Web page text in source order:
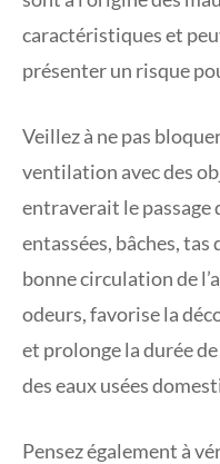
caractéristiques et
présenter un risque
Veillez à ne pas
ventilation avec des
entraverait le passage
entassées, bâches, tas
bonne circulation de
odeurs, favorise la
et prolonge la durée
des eaux usées
Pensez également à